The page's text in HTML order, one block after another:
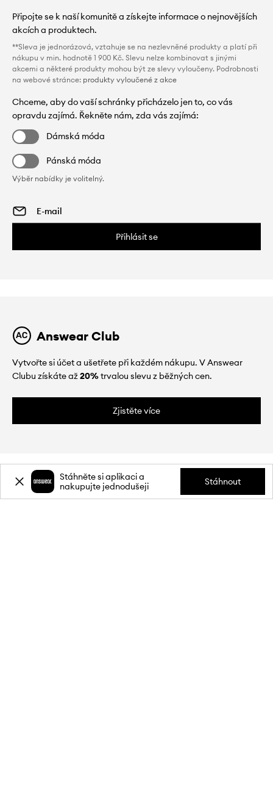
Připojte se k naší komunitě a získejte informace o nejnovějších
akcích a produktech.
**Sleva je jednorázová, vztahuje se na nezlevněné produkty a platí při
nákupu v min. hodnotě 1 900 Kč. Slevu nelze kombinovat s jinými
akcemi a některé produkty mohou být ze slevy vyloučeny. Podrobnosti
na webové stránce: produkty vyloučené z akce
Chceme, aby do vaší schránky přicházelo jen to, co vás
opravdu zajímá. Řekněte nám, zda vás zajímá:
Dámská móda
Pánská móda
Výběr nabídky je volitelný.
Přihlásit se
Answear Club
Vytvořte si účet a ušetřete při každém nákupu. V Answear
Clubu získáte až20%trvalou slevu z běžných cen.
Zjistěte více
Stáhněte si aplikaci a
nakupujte jednodušeji
Stáhnout